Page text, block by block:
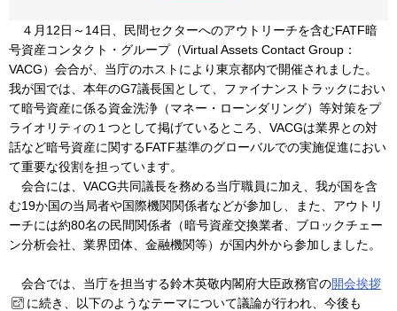
４月12日～14日、民間セクターへのアウトリーチを含むFATF暗
号資産コンタクト・グループ（Virtual Assets Contact Group：
VACG）会合が、当庁のホストにより東京都内で開催されました。
我が国では、本年のG7議長国として、ファイナンストラックにおい
て暗号資産に係る資金洗浄（マネー・ローンダリング）等対策をプ
ライオリティの１つとして掲げているところ、VACGは業界との対
話など暗号資産に関するFATF基準のグローバルでの実施促進におい
て重要な役割を担っています。
会合には、VACG共同議長を務める当庁職員に加え、我が国を含
む19か国の当局者や国際機関関係者などが参加し、また、アウトリ
ーチには約80名の民間関係者（暗号資産交換業者、ブロックチェー
ン分析会社、業界団体、金融機関等）が国内外から参加しました。
会合では、当庁を担当する鈴木英敬内閣府大臣政務官の開会挨拶
に続き、以下のようなテーマについて議論が行われ、今後も